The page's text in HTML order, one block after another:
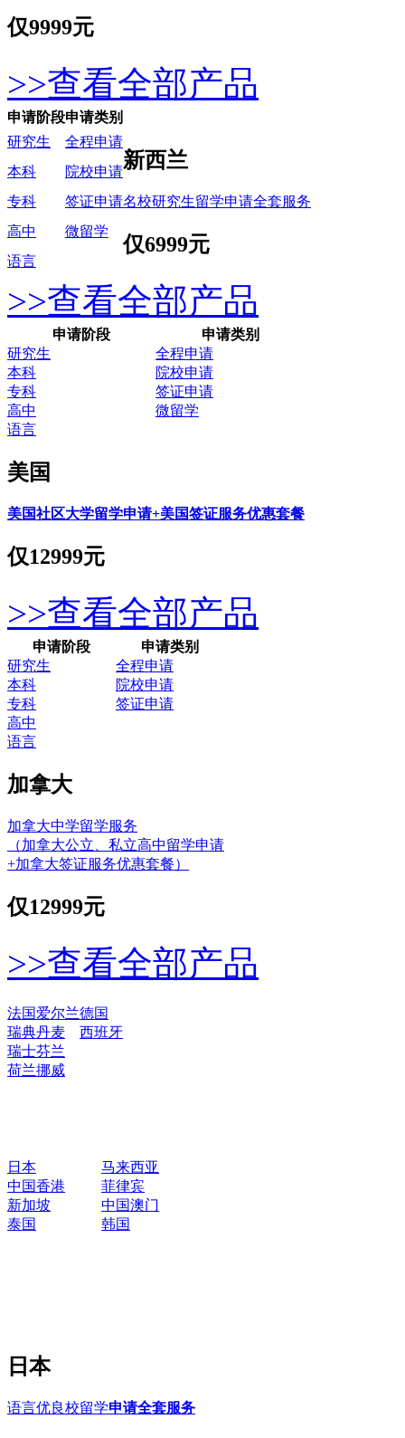
仅9999元
>>查看全部产品
申请阶段申请类别
研究生
全程申请
新西兰
名校研究生留学申请全套服务
仅6999元
本科
院校申请
专科
签证申请
高中
微留学
语言
>>查看全部产品
申请阶段
申请类别
研究生
全程申请
本科
院校申请
专科
签证申请
高中
微留学
语言
美国
美国社区大学留学申请+美国签证服务优惠套餐
仅12999元
>>查看全部产品
申请阶段
申请类别
研究生
全程申请
本科
院校申请
专科
签证申请
高中
语言
加拿大
加拿大中学留学服务
（加拿大公立、私立高中留学申请
+加拿大签证服务优惠套餐）
仅12999元
>>查看全部产品
法国爱尔兰德国
瑞典丹麦
西班牙
瑞士芬兰
荷兰挪威
日本
马来西亚
中国香港
菲律宾
新加坡
中国澳门
泰国
韩国
日本
语言优良校留学申请全套服务